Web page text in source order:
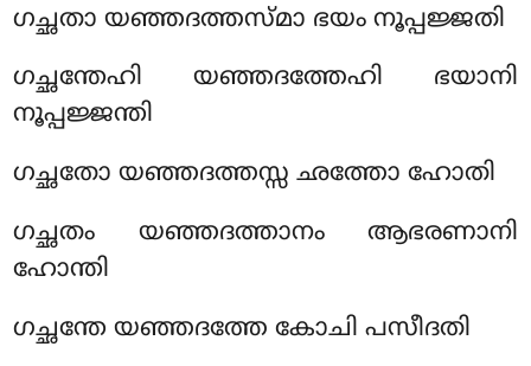
ഗച്ഛതാ യഞ്ഞദത്തസ്മാ ഭയം നൂപ്പജ്ജതി
ഗച്ഛന്തേഹി യഞ്ഞദത്തേഹി ഭയാനി
നൂപ്പജ്ജന്തി
ഗച്ഛതോ യഞ്ഞദത്തസ്സ ഛത്തോ ഹോതി
ഗച്ഛതം യഞ്ഞദത്താനം ആഭരണാനി
ഹോന്തി
ഗച്ഛന്തേ യഞ്ഞദത്തേ കോചി പസീദതി